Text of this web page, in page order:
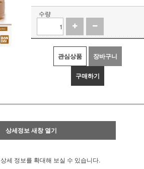
수량
관심상품 장바구니
구매하기
상세정보 새창 열기
상세 정보를 확대해 보실 수 있습니다.